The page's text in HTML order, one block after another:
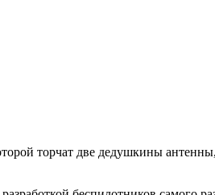
торчат две дедушкины антенны,